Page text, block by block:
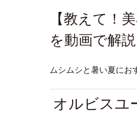
【教えて！
を動画で解説
ムシムシと暑い夏にお
オルビスユ